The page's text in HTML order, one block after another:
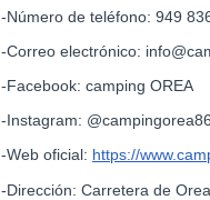
-Número de teléfono: 949
-Correo electrónico:
-Facebook: camping OREA
-Instagram:
-Web oficial: https://
-Dirección: Carretera de